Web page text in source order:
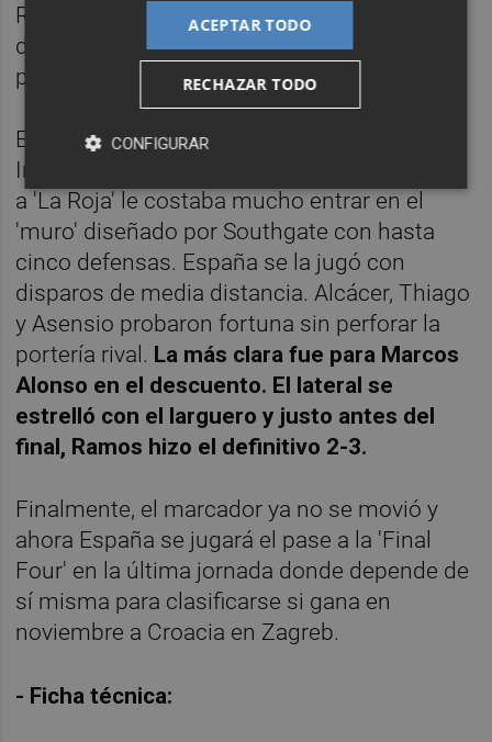
Rodrigo, frustrado tras no recibir el ‘premio’
del penalti que provocó y no fue señalado
por el colegiado.
En los últimos compases del partido,
Inglaterra se dedicó a gestionar su ventaja y
a 'La Roja' le costaba mucho entrar en el
'muro' diseñado por Southgate con hasta
cinco defensas. España se la jugó con
disparos de media distancia. Alcácer, Thiago
y Asensio probaron fortuna sin perforar la
portería rival. La más clara fue para Marcos
Alonso en el descuento. El lateral se
estrelló con el larguero y justo antes del
final, Ramos hizo el definitivo 2-3.
Finalmente, el marcador ya no se movió y
ahora España se jugará el pase a la 'Final
Four' en la última jornada donde depende de
sí misma para clasificarse si gana en
noviembre a Croacia en Zagreb.
- Ficha técnica:
ACEPTAR TODO
RECHAZAR TODO
CONFIGURAR